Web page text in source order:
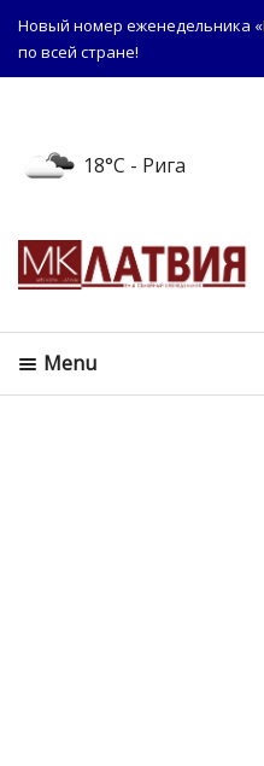
Новый номер еженедельника
по всей стране!
18°C - Рига
Menu